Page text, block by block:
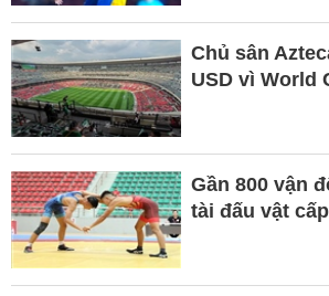
Chủ sân
USD vì World
Gần 800 vận
tài đấu vật